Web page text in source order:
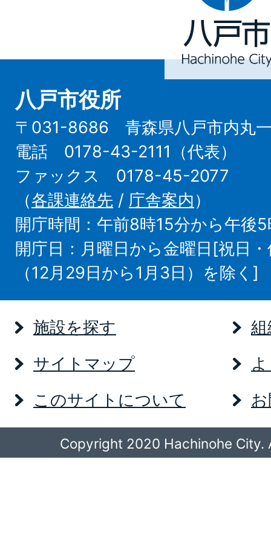
Hachinohe
City
八戸市役所
〒031-8686 青森県八戸市内丸一
電話 0178-43-2111（代表）
ファックス 0178-45-2077
（各課連絡先 / 庁舎案内）
開庁時間：午前8時15分から午後
開庁日：月曜日から金曜日[祝日
（12月29日から1月3日）を除く]
施設を探す
サイトマップ
このサイトについて
Copyright 2020 Hachinohe City.